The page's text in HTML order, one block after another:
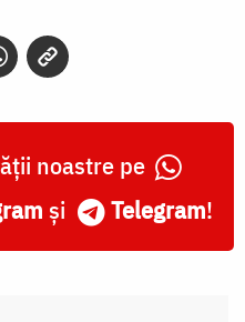
noastre pe
și Telegram!